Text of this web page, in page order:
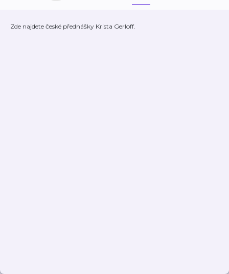
Zde najdete české přednášky Krista Gerloff.